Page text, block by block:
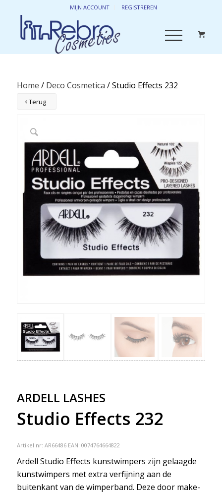
MIJN ACCOUNT REGISTREREN
Home / Deco Cosmetica / Studio Effects 232
Terug
ARDELL LASHES
Studio Effects 232
Artikel nr: AR66486 EAN: 0074764664822
Ardell Studio Effects kunstwimpers zijn gelaagde
kunstwimpers met extra verfijning aan de
buitenkant van de wimperband. Deze door make-